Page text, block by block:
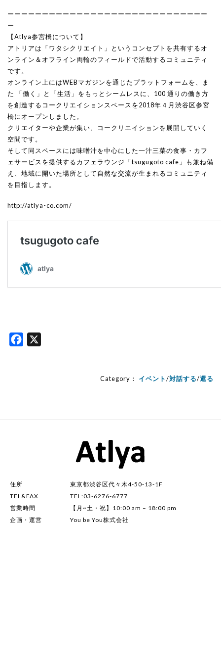
ーーーーーーーーーーーーーーーーーーーーーーーーーーーーー
ー
【Atlya参宮橋について】
アトリアは「ワタシクリエイト」というコンセプトを共有するオ
ンライン＆オフライン両輪のフィールドで活動するコミュニティ
です。
オンライン上にはWEBマガジンを通じたプラットフォームを、ま
た 「働く」と「生活」をもっとシームレスに、100 通りの働き方
を創造するコークリエイションスペースを2018年４月渋谷区参宮
橋にオープンしました。
クリエイターや企業が集い、コークリエイションを展開していく
空間です。
そして同スペースには味噌汁を中心にした一汁三菜の食事・カフ
ェサービスを提供するカフェラウンジ「tsugugoto cafe」も兼ね備
え、地域に開いた場所として自然な交流が生まれるコミュニティ
を目指します。
http://atlya-co.com/
Facebook
Category： イベント/対話する/還る
住所
東京都渋谷区代々木4-50-13-1F
TEL&FAX
TEL:03-6276-6777
営業時間
【月~土・祝】10:00 am – 18:00 pm
企画・運営
You be You株式会社